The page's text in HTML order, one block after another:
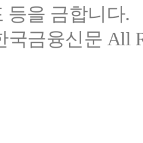
등을 금합니다.
금융신문 All